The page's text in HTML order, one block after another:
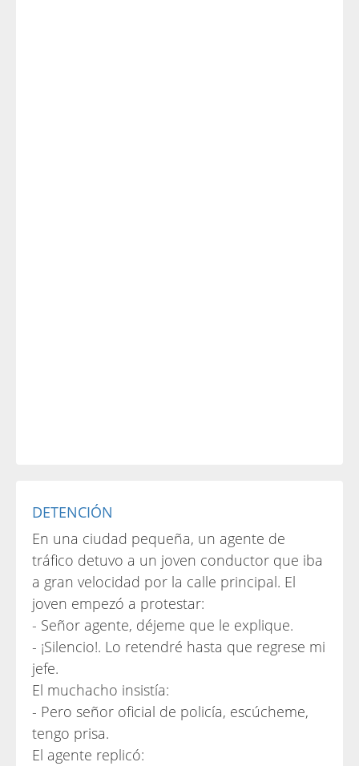
DETENCIÓN
En una ciudad pequeña, un agente de
tráfico detuvo a un joven conductor que iba
a gran velocidad por la calle principal. El
joven empezó a protestar:
- Señor agente, déjeme que le explique.
- ¡Silencio!. Lo retendré hasta que regrese mi
jefe.
El muchacho insistía:
- Pero señor oficial de policía, escúcheme,
tengo prisa.
El agente replicó: